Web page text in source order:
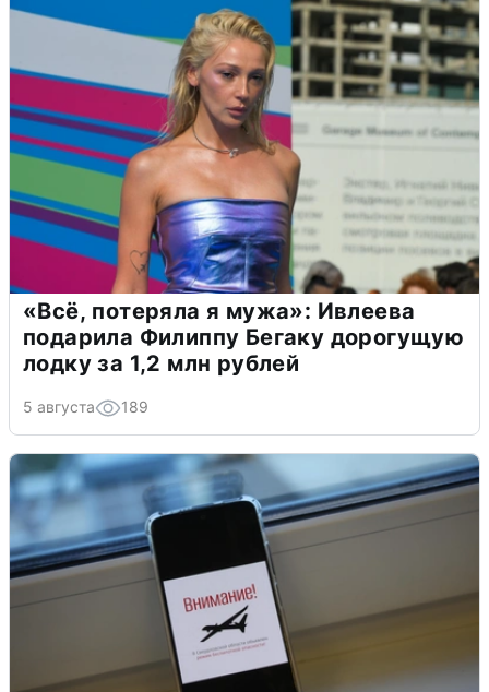
«Всё, потеряла я мужа»: Ивлеева
подарила Филиппу Бегаку дорогущую
лодку за 1,2 млн рублей
5 августа 189